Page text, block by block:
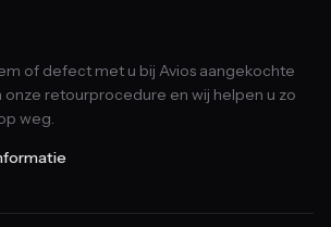
of defect met u bij Avios aangekochte
onze retourprocedure en wij helpen u zo
weg.